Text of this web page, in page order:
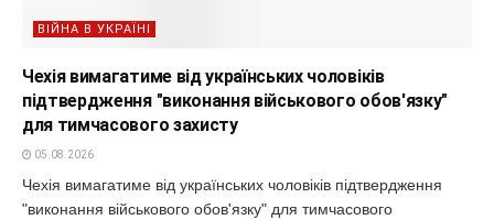
ВІЙНА В УКРАЇНІ
Чехія вимагатиме від українських чоловіків
підтвердження "виконання військового обов'язку"
для тимчасового захисту
05.08.2026
Чехія вимагатиме від українських чоловіків підтвердження
"виконання військового обов'язку" для тимчасового